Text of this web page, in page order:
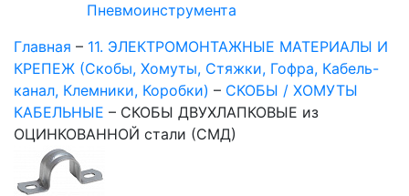
Пневмоинструмента
Главная – 11. ЭЛЕКТРОМОНТАЖНЫЕ МАТЕРИАЛЫ И
КРЕПЕЖ (Скобы, Хомуты, Стяжки, Гофра, Кабель-
канал, Клемники, Коробки) – СКОБЫ / ХОМУТЫ
КАБЕЛЬНЫЕ – СКОБЫ ДВУХЛАПКОВЫЕ из
ОЦИНКОВАННОЙ стали (СМД)